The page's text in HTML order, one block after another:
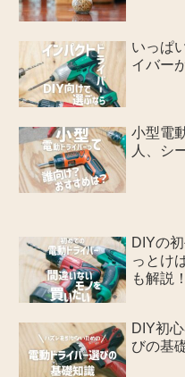
いっぱ
イバー
小型電
人、シ
DIYの
っとけ
も解説！
DIY初
びの基